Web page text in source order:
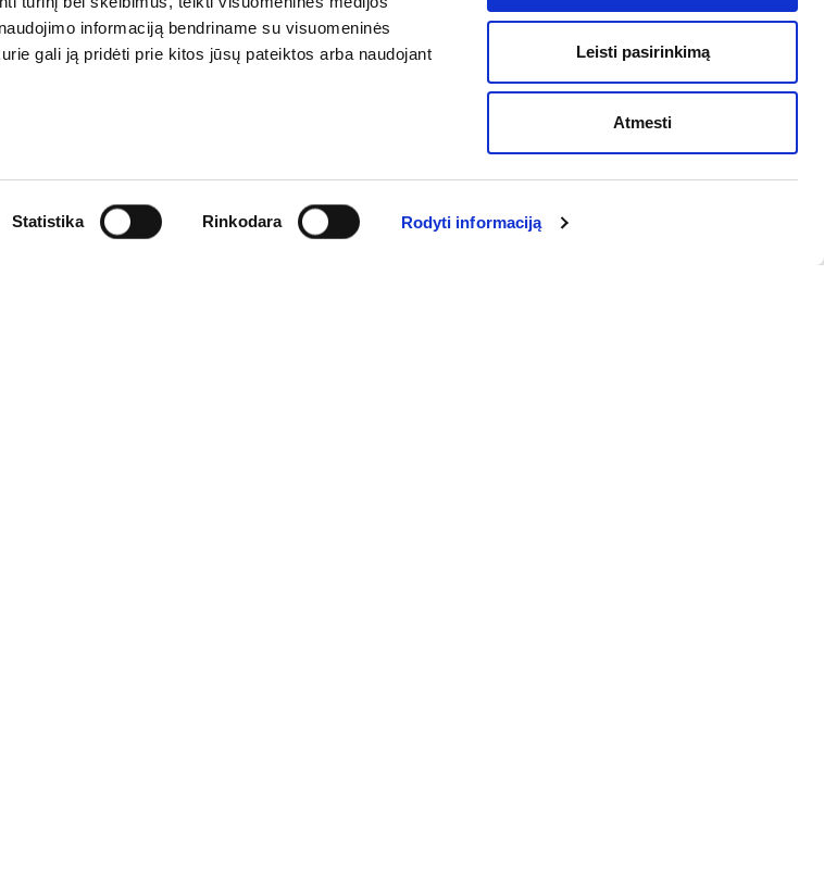
informaciją bendriname su visuomeninės
gali ją pridėti prie kitos jūsų pateiktos arba naudojant
Statistika Rinkodara Rodyti informaciją
Leisti pasirinkimą
Atmesti